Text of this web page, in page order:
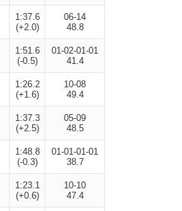
1:37.6
(+2.0)
06-14
48.8
1:51.6
(-0.5)
01-02-01-01
41.4
1:26.2
(+1.6)
10-08
49.4
1:37.3
(+2.5)
05-09
48.5
1:48.8
(-0.3)
01-01-01-01
38.7
1:23.1
(+0.6)
10-10
47.4